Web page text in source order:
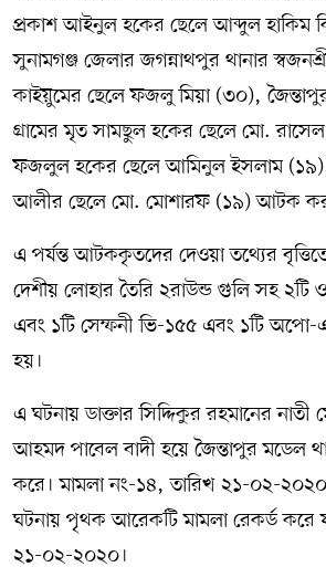
প্রকাশ আইনুল হকের ছেলে আব্দুল হাকিম
সুনামগঞ্জ জেলার জগন্নাথপুর থানার
কাইয়ুমের ছেলে ফজলু মিয়া (৩০),
গ্রামের মৃত সামছুল হকের ছেলে মো.
ফজলুল হকের ছেলে আমিনুল ইসলাম (১৯),
আলীর ছেলে মো. মোশারফ (১৯) আটক
এ পর্যন্ত আটককৃতদের দেওয়া তথ্যের
দেশীয় লোহার তৈরি ২রাউন্ড গুলি সহ ২টি
এবং ১টি সেম্ফনী ভি-১৫৫ এবং ১টি
হয়।
এ ঘটনায় ডাক্তার সিদ্দিকুর রহমানের নাতী
আহমদ পাবেল বাদী হয়ে জৈন্তাপুর মডেল
করে। মামলা নং-১৪, তারিখ ২১-০২-
ঘটনায় পৃথক আরেকটি মামলা রেকর্ড করে
২১-০২-২০২০।